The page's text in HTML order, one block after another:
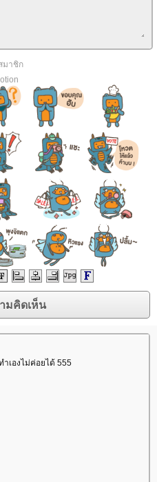
มาชิก
เองไม่ค่อยได้ 555